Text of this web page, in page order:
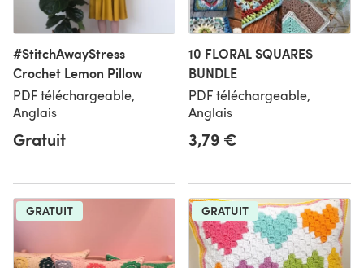
#StitchAwayStress
Crochet Lemon Pillow
PDF téléchargeable,
Anglais
Gratuit
10 FLORAL SQUARES
BUNDLE
PDF téléchargeable,
Anglais
3,79 €
GRATUIT GRATUIT